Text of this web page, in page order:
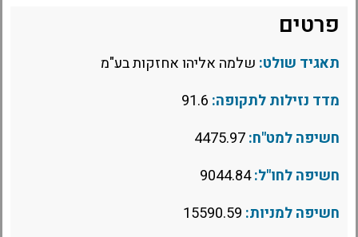
פרטים
תאגיד שולט: שלמה אליהו אחזקות בע"מ
מדד נזילות לתקופה:
חשיפה למט"ח:
חשיפה לחו"ל:9044.84
חשיפה למניות: